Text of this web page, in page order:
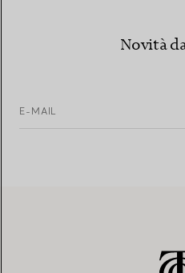
Novità
E-MAIL